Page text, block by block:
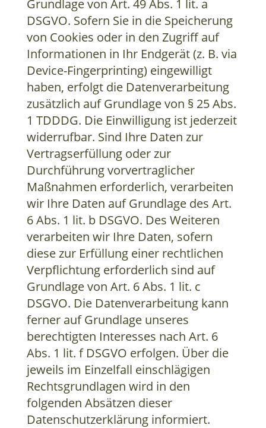
Grundlage von Art. 49 Abs. 1 lit. a
DSGVO. Sofern Sie in die Speicherung
von Cookies oder in den Zugriff auf
Informationen in Ihr Endgerät (z. B. via
Device-Fingerprinting) eingewilligt
haben, erfolgt die Datenverarbeitung
zusätzlich auf Grundlage von § 25 Abs.
1 TDDDG. Die Einwilligung ist jederzeit
widerrufbar. Sind Ihre Daten zur
Vertragserfüllung oder zur
Durchführung vorvertraglicher
Maßnahmen erforderlich, verarbeiten
wir Ihre Daten auf Grundlage des Art.
6 Abs. 1 lit. b DSGVO. Des Weiteren
verarbeiten wir Ihre Daten, sofern
diese zur Erfüllung einer rechtlichen
Verpflichtung erforderlich sind auf
Grundlage von Art. 6 Abs. 1 lit. c
DSGVO. Die Datenverarbeitung kann
ferner auf Grundlage unseres
berechtigten Interesses nach Art. 6
Abs. 1 lit. f DSGVO erfolgen. Über die
jeweils im Einzelfall einschlägigen
Rechtsgrundlagen wird in den
folgenden Absätzen dieser
Datenschutzerklärung informiert.